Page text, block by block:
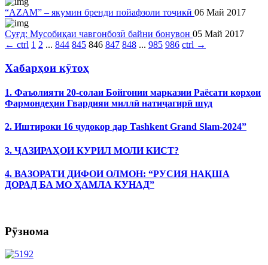
“AZAM” – якумин бренди пойафзоли тоҷикӣ 06 Май 2017
Суғд: Мусобиқаи чавгонбозӣ байни бонувон 05 Май 2017
← ctrl 1 2 ... 844 845 846 847 848 ... 985 986 ctrl →
Хабарҳои кӯтоҳ
1. Фаъолияти 20-солаи Бойгонии марказии Раёсати корҳои
Фармондеҳии Гвардияи миллӣ натиҷагирӣ шуд
2. Иштироки 16 ҷудокор дар Tashkent Grand Slam-2024”
3. ҶАЗИРАҲОИ КУРИЛ МОЛИ КИСТ?
4. ВАЗОРАТИ ДИФОИ ОЛМОН: “РУСИЯ НАҚША
ДОРАД БА МО ҲАМЛА КУНАД”
Рӯзнома